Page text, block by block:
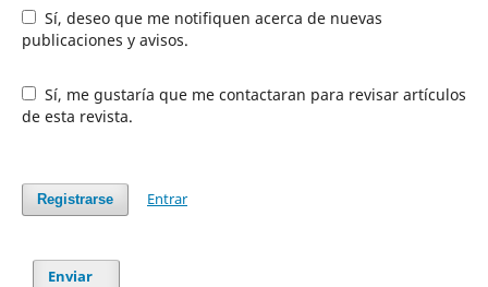
publicaciones y avisos.
de esta revista.
Registrarse Entrar
Enviar